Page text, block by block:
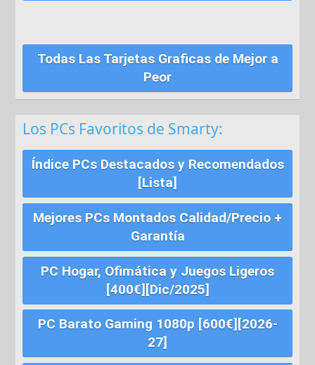
Todas Las Tarjetas Graficas de Mejor a
Peor
Los PCs Favoritos de Smarty:
Índice PCs Destacados y Recomendados
[Lista]
Mejores PCs Montados Calidad/Precio +
Garantía
PC Hogar, Ofimática y Juegos Ligeros
[400€][Dic/2025]
PC Barato Gaming 1080p [600€][2026-
27]